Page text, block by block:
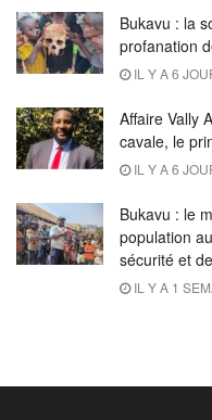
Bukavu : la
profanation
IL Y A 6
Affaire Vally
cavale, le
IL Y A 6
Bukavu : le
population
sécurité et
IL Y A 1